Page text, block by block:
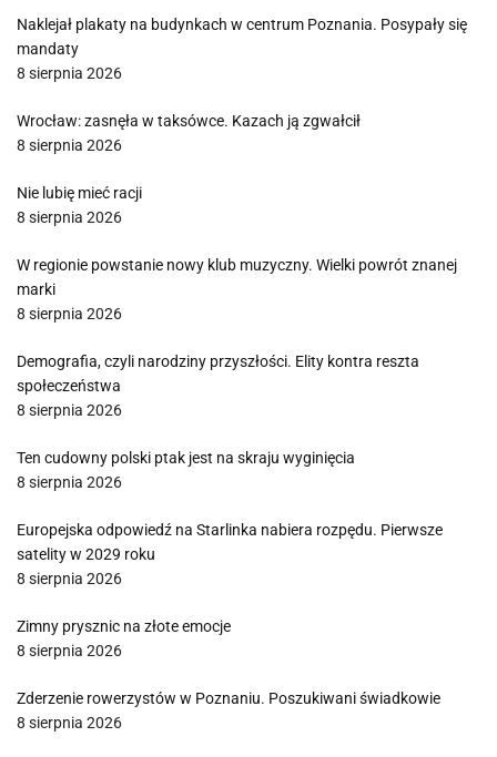
Naklejał plakaty na budynkach w centrum Poznania. Posypały się
mandaty
8 sierpnia 2026
Wrocław: zasnęła w taksówce. Kazach ją zgwałcił
8 sierpnia 2026
Nie lubię mieć racji
8 sierpnia 2026
W regionie powstanie nowy klub muzyczny. Wielki powrót znanej
marki
8 sierpnia 2026
Demografia, czyli narodziny przyszłości. Elity kontra reszta
społeczeństwa
8 sierpnia 2026
Ten cudowny polski ptak jest na skraju wyginięcia
8 sierpnia 2026
Europejska odpowiedź na Starlinka nabiera rozpędu. Pierwsze
satelity w 2029 roku
8 sierpnia 2026
Zimny prysznic na złote emocje
8 sierpnia 2026
Zderzenie rowerzystów w Poznaniu. Poszukiwani świadkowie
8 sierpnia 2026